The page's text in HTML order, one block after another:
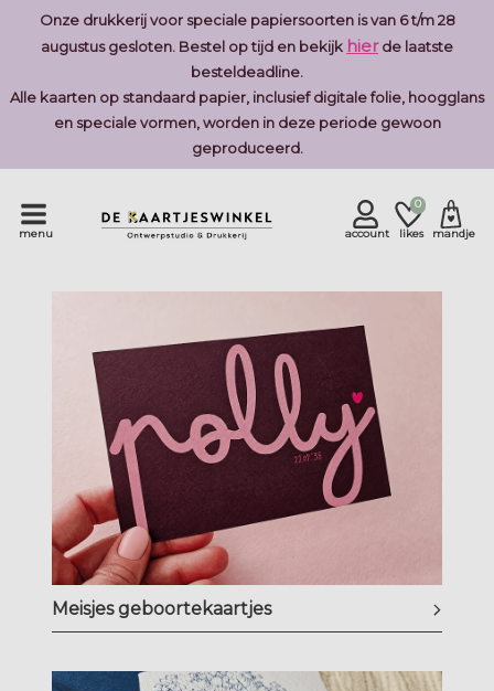
Onze drukkerij voor speciale papiersoorten is van 6 t/m 28
augustus gesloten. Bestel op tijd en bekijk hierde laatste
besteldeadline.
Alle kaarten op standaard papier, inclusief digitale folie, hoogglans
en speciale vormen, worden in deze periode gewoon
geproduceerd.
menu account likes
0
mandje
Meisjes geboortekaartjes